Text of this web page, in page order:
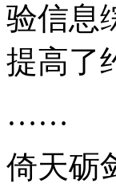
验信息
提高了
……
倚天砺